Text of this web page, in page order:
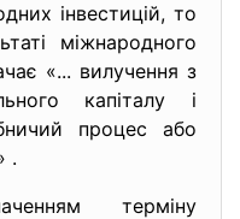
інвестицій, то
міжнародного
«... вилучення з
капіталу і
процес або
.
терміну